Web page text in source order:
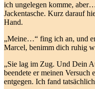
ich ungelegen komme,
Jackentasche. Kurz darauf
Hand.
„Meine…“ fing ich an, und
Marcel, benimm dich ruhig
„Sie lag im Zug. Und Dein
beendete er meinen Versuch
entgegen. Ich fand